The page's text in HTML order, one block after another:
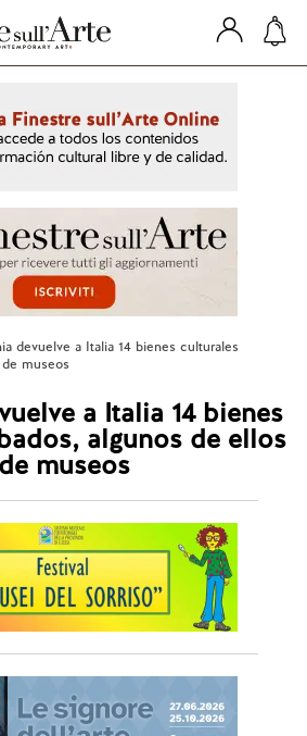
devuelve a Italia 14 bienes culturales
museos
a Italia 14 bienes
algunos de ellos
de museos